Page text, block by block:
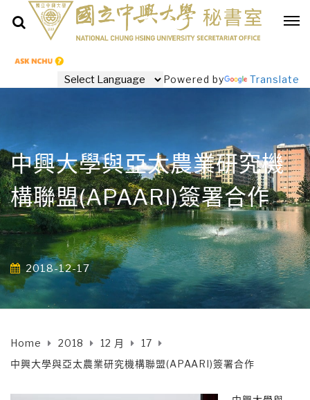
Powered by Translate
中興大學與亞太農業研究機
構聯盟(APAARI)簽署合作
2018-12-17
Home 2018 12 月
17
中興大學與亞太農業研究機構聯盟(APAARI)簽署合作